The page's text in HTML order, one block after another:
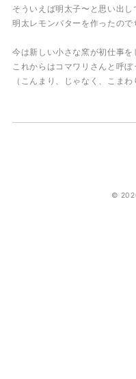
そういえば明太子〜と思い出し
明太レモンバターを作ったので
今は新しい小さな窯が初仕事を
これからはコマワリさんと呼ぼ
（こんまり、じゃなく、こまわ
©